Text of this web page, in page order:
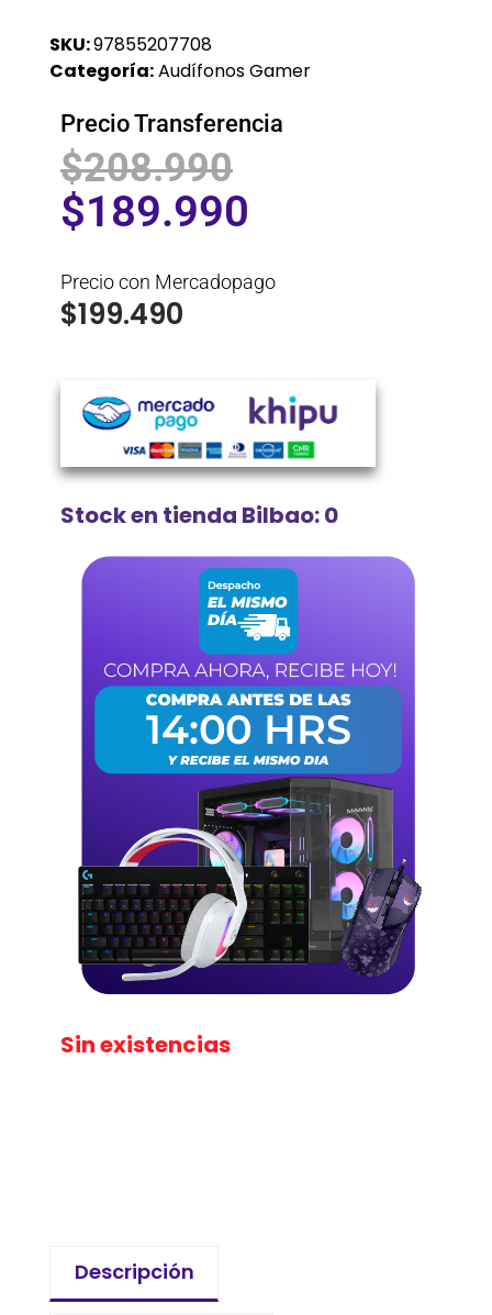
SKU:97855207708
Categoría:Audífonos Gamer
Precio Transferencia
$208.990
$189.990
Precio con Mercadopago
$199.490
Stock en tienda Bilbao: 0
Sin existencias
Descripción